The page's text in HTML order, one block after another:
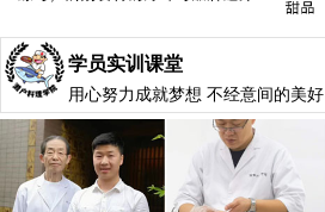
学员实训课堂
用心努力成就梦想 不经意间的美好